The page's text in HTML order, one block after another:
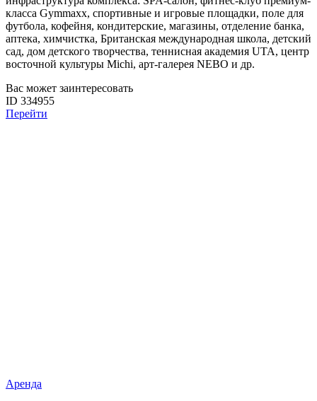
класса Gymmaxx, спортивные и игровые площадки, поле для
футбола, кофейня, кондитерские, магазины, отделение банка,
аптека, химчистка, Британская международная школа, детский
сад, дом детского творчества, теннисная академия UTA, центр
восточной культуры Michi, арт-галерея NEBO и др.
Вас может заинтересовать
ID 334955
Перейти
Аренда